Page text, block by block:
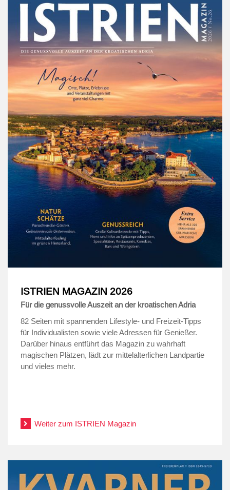
ISTRIEN MAGAZIN 2026
Für die genussvolle Auszeit an der kroatischen Adria
82 Seiten mit spannenden Lifestyle- und Freizeit-Tipps
für Individualisten sowie viele Adressen für Genießer.
Darüber hinaus entführt das Magazin zu wahrhaft
magischen Plätzen, lädt zur mittelalterlichen Landpartie
und vieles mehr.
Weiter zum ISTRIEN Magazin